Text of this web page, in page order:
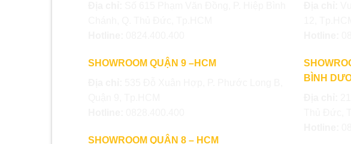
SHOWROOM QUẬN 9 –HCM
SHOWROOM QUẬN 8 – HCM
BÌNH